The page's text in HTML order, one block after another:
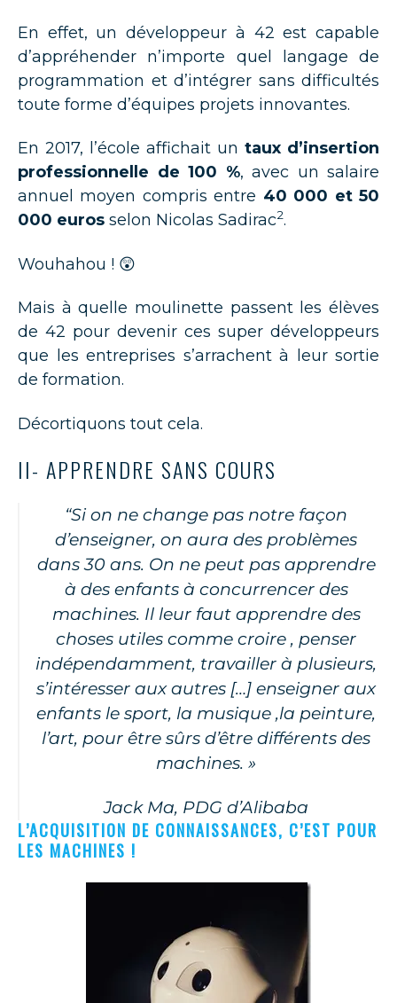
En effet, un développeur à 42 est capable
d’appréhender n’importe quel langage de
programmation et d’intégrer sans difficultés
toute forme d’équipes projets innovantes.
En 2017, l’école affichait un taux d’insertion
professionnelle de 100 %, avec un salaire
annuel moyen compris entre 40 000 et 50
000 euros selon Nicolas Sadirac2.
Wouhahou ! 😲
Mais à quelle moulinette passent les élèves
de 42 pour devenir ces super développeurs
que les entreprises s’arrachent à leur sortie
de formation.
Décortiquons tout cela.
II- APPRENDRE SANS COURS
“Si on ne change pas notre façon
d’enseigner, on aura des problèmes
dans 30 ans. On ne peut pas apprendre
à des enfants à concurrencer des
machines. Il leur faut apprendre des
choses utiles comme croire , penser
indépendamment, travailler à plusieurs,
s’intéresser aux autres […] enseigner aux
enfants le sport, la musique ,la peinture,
l’art, pour être sûrs d’être différents des
machines. »
Jack Ma, PDG d’Alibaba
L’ACQUISITION DE CONNAISSANCES, C’EST POUR
LES MACHINES !